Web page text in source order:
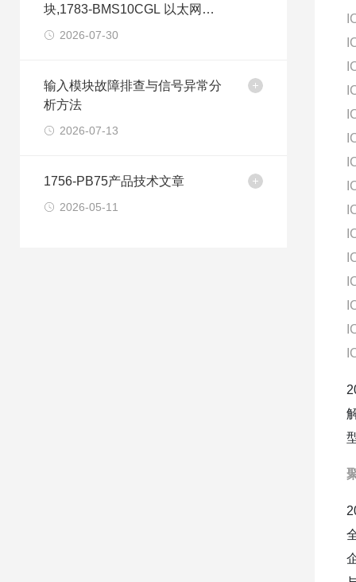
块,1783-BMS10CGL 以太网交
换机2026-07-30
输入模块故障排查与信号异常分
析方法
2026-07-13
1756-PB75产品技术文章
2026-05-11